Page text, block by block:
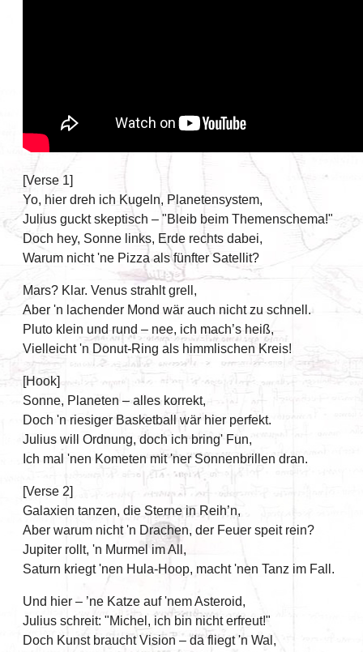
[Verse 1]
Yo, hier dreh ich Kugeln, Planetensystem,
Julius guckt skeptisch – "Bleib beim Themenschema!"
Doch hey, Sonne links, Erde rechts dabei,
Warum nicht 'ne Pizza als fünfter Satellit?
Mars? Klar. Venus strahlt grell,
Aber 'n lachender Mond wär auch nicht zu schnell.
Pluto klein und rund – nee, ich mach’s heiß,
Vielleicht 'n Donut-Ring als himmlischen Kreis!
[Hook]
Sonne, Planeten – alles korrekt,
Doch 'n riesiger Basketball wär hier perfekt.
Julius will Ordnung, doch ich bring' Fun,
Ich mal 'nen Kometen mit 'ner Sonnenbrillen dran.
[Verse 2]
Galaxien tanzen, die Sterne in Reih’n,
Aber warum nicht 'n Drachen, der Feuer speit rein?
Jupiter rollt, 'n Murmel im All,
Saturn kriegt 'nen Hula-Hoop, macht 'nen Tanz im Fall.
Und hier – ’ne Katze auf 'nem Asteroid,
Julius schreit: "Michel, ich bin nicht erfreut!"
Doch Kunst braucht Vision – da fliegt 'n Wal,